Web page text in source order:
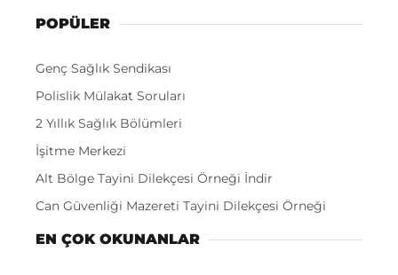
POPÜLER
Genç Sağlık Sendikası
Polislik Mülakat Soruları
2 Yıllık Sağlık Bölümleri
İşitme Merkezi
Alt Bölge Tayini Dilekçesi Örneği İndir
Can Güvenliği Mazereti Tayini Dilekçesi Örneği
EN ÇOK OKUNANLAR